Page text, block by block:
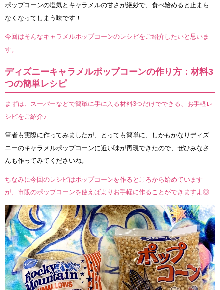
ポップコーンの塩気とキャラメルの甘さが絶妙で、食べ始めると止まら
なくなってしまう味です！
今回はそんなキャラメルポップコーンのレシピをご紹介したいと思いま
す。
ディズニーキャラメルポップコーンの作り方：材料3
つの簡単レシピ
まずは、スーパーなどで簡単に手に入る材料3つだけでできる、お手軽レ
シピをご紹介♪
筆者も実際に作ってみましたが、とっても簡単に、しかもかなりディズ
ニーのキャラメルポップコーンに近い味が再現できたので、ぜひみなさ
んも作ってみてくださいね。
ちなみに今回のレシピはポップコーンを作るところから始めています
が、市販のポップコーンを使えばよりお手軽に作ることができますよ◎